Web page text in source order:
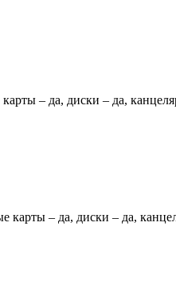
– да, диски – да,
– да, диски – да,